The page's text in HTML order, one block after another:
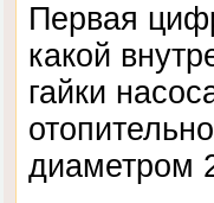
Первая
какой
гайки
диаметром